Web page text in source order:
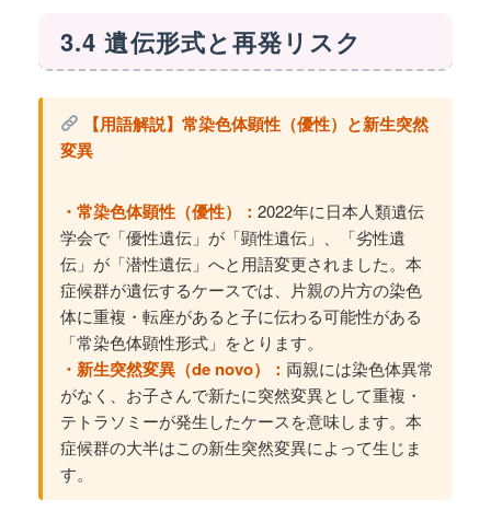
3.4 遺伝形式と再発リスク
【用語解説】常染色体顕性（優性）と新生突然
変異
・常染色体顕性（優性）： 2022年に日本人類遺伝
学会で「優性遺伝」が「顕性遺伝」、「劣性遺
伝」が「潜性遺伝」へと用語変更されました。本
症候群が遺伝するケースでは、片親の片方の染色
体に重複・転座があると子に伝わる可能性がある
「常染色体顕性形式」をとります。
・新生突然変異（de novo）： 両親には染色体異常
がなく、お子さんで新たに突然変異として重複・
テトラソミーが発生したケースを意味します。本
症候群の大半はこの新生突然変異によって生じま
す。